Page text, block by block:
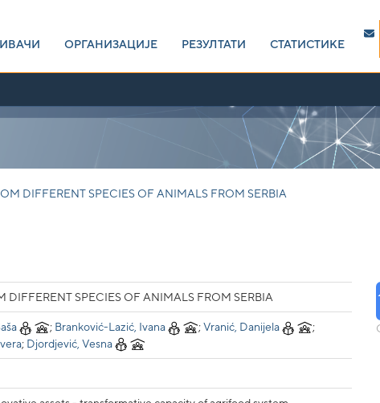
ОРГАНИЗАЦИЈЕ РЕЗУЛТАТИ СТАТИСТИКЕ
DIFFERENT SPECIES OF ANIMALS FROM SERBIA
SPECIES OF ANIMALS FROM SERBIA
; Branković-Lazić, Ivana ;Vranić, Danijela
;
; Djordjević, Vesna